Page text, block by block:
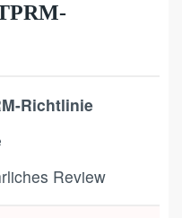
Richtlinie
Review